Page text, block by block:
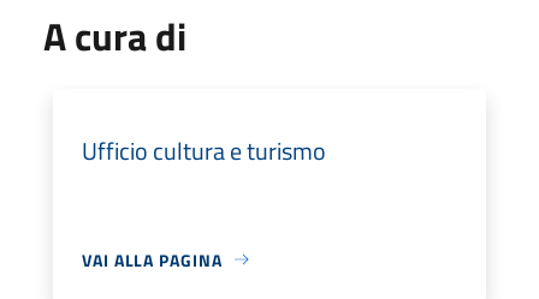
A cura di
Ufficio cultura e turismo
VAI ALLA PAGINA